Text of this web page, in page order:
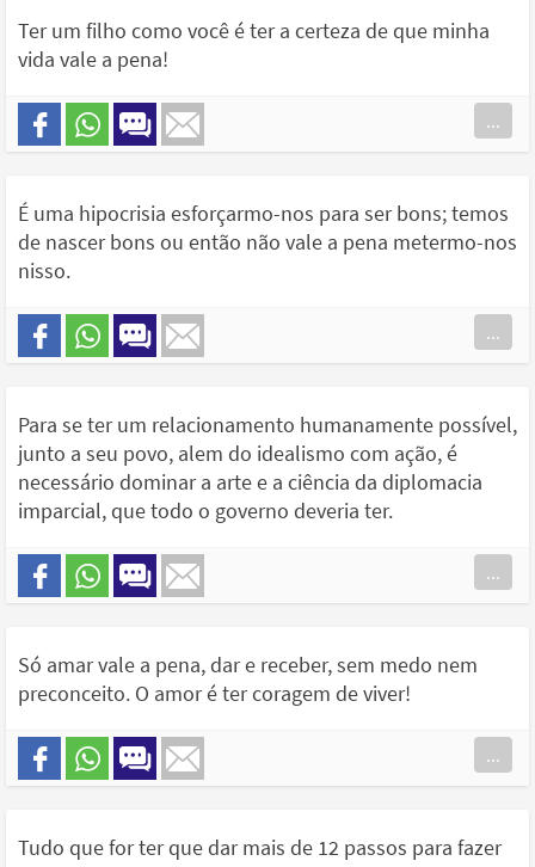
Ter um filho como você é ter a certeza de que minha
vida vale a pena!
...
É uma hipocrisia esforçarmo-nos para ser bons; temos
de nascer bons ou então não vale a pena metermo-nos
nisso.
...
Para se ter um relacionamento humanamente possível,
junto a seu povo, alem do idealismo com ação, é
necessário dominar a arte e a ciência da diplomacia
imparcial, que todo o governo deveria ter.
...
Só amar vale a pena, dar e receber, sem medo nem
preconceito. O amor é ter coragem de viver!
...
Tudo que for ter que dar mais de 12 passos para fazer